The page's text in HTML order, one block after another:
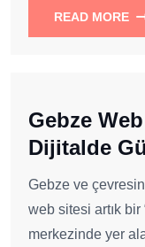
READ MORE
Gebze
Dijitalde
Gebze ve
web sitesi artık
merkezinde yer